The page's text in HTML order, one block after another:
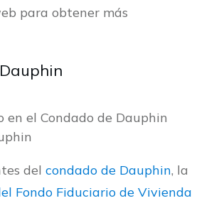
para obtener más
del condado de Dauphin, la
Fondo Fiduciario de Vivienda